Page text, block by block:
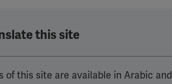
this site
of this site are available in Arabic and